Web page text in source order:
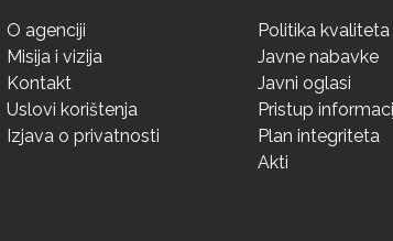
O agenciji
Misija i vizija
Kontakt
Uslovi korištenja
Izjava o privatnosti
Politika kvaliteta
Javne nabavke
Javni oglasi
Pristup
Plan integriteta
Akti